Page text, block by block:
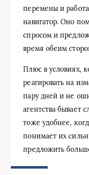
перемены и
навигатор. Оно
спросом и
время обеим
Плюс в условиях,
реагировать на
пару дней и не
агентства бывает
тоже удобнее,
понимает их
предложить